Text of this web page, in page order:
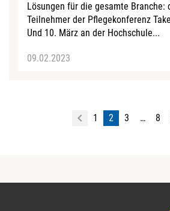
Lösungen für die gesamte Branche:
Teilnehmer der Pflegekonferenz
Und 10. März an der Hochschule...
09.02.2023
1 2 3 … 8